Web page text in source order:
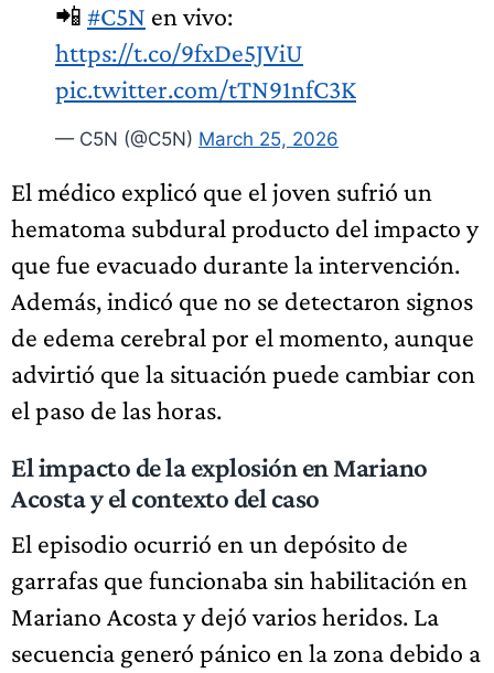
📲 #C5N en vivo:
https://t.co/9fxDe5JViU
pic.twitter.com/tTN91nfC3K
— C5N (@C5N) March 25, 2026
El médico explicó que el joven sufrió un
hematoma subdural producto del impacto y
que fue evacuado durante la intervención.
Además, indicó que no se detectaron signos
de edema cerebral por el momento, aunque
advirtió que la situación puede cambiar con
el paso de las horas.
El impacto de la explosión en Mariano
Acosta y el contexto del caso
El episodio ocurrió en un depósito de
garrafas que funcionaba sin habilitación en
Mariano Acosta y dejó varios heridos. La
secuencia generó pánico en la zona debido a